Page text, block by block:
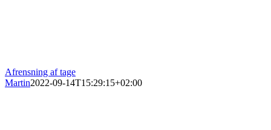
Afrensning af tage
Martin2022-09-14T15:29:15+02:00